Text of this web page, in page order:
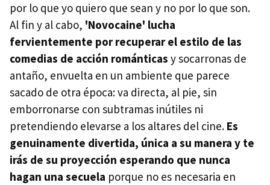
por lo que yo quiero que sean y no por lo que son.
Al fin y al cabo, 'Novocaine' lucha
fervientemente por recuperar el estilo de las
comedias de acción románticas y socarronas de
antaño, envuelta en un ambiente que parece
sacado de otra época: va directa, al pie, sin
emborronarse con subtramas inútiles ni
pretendiendo elevarse a los altares del cine. Es
genuinamente divertida, única a su manera y te
irás de su proyección esperando que nunca
hagan una secuela porque no es necesaria en